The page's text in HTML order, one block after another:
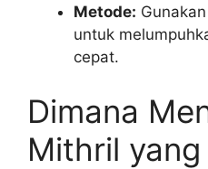
Metode:
untuk
cepat.
Dimana
Mithril